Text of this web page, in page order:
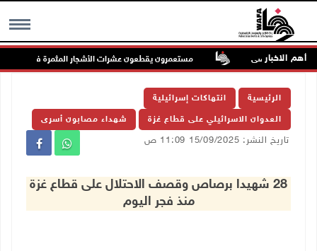
MENU أهم الاخبار
الأقصى مستعمرون يقطعون عشرات الأشجار المثمرة في خربة
الرئيسية انتهاكات إسرائيلية
العدوان الاسرائيلي على قطاع غزة شهداء مصابون أسرى
تاريخ النشر: 15/09/2025 11:09 ص
28 شهيدا برصاص وقصف الاحتلال على قطاع غزة
منذ فجر اليوم